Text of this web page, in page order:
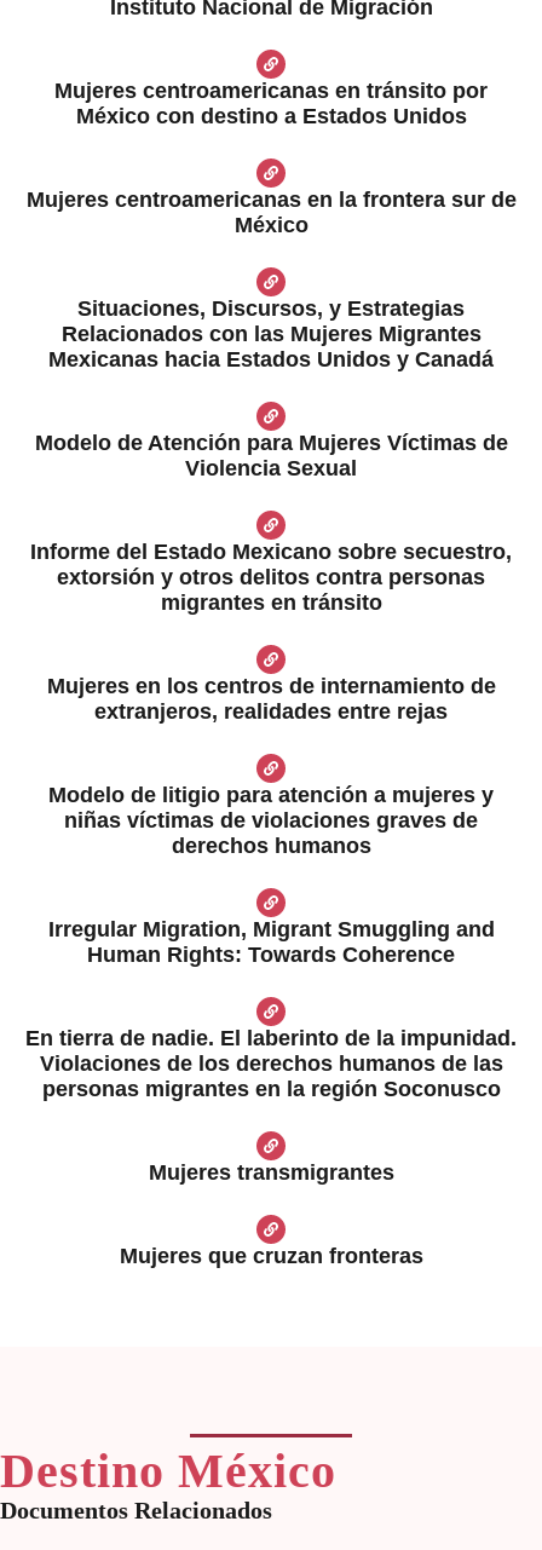
Instituto Nacional de Migración
Mujeres centroamericanas en tránsito por
México con destino a Estados Unidos
Mujeres centroamericanas en la frontera sur de
México
Situaciones, Discursos, y Estrategias
Relacionados con las Mujeres Migrantes
Mexicanas hacia Estados Unidos y Canadá
Modelo de Atención para Mujeres Víctimas de
Violencia Sexual
Informe del Estado Mexicano sobre secuestro,
extorsión y otros delitos contra personas
migrantes en tránsito
Mujeres en los centros de internamiento de
extranjeros, realidades entre rejas
Modelo de litigio para atención a mujeres y
niñas víctimas de violaciones graves de
derechos humanos
Irregular Migration, Migrant Smuggling and
Human Rights: Towards Coherence
En tierra de nadie. El laberinto de la impunidad.
Violaciones de los derechos humanos de las
personas migrantes en la región Soconusco
Mujeres transmigrantes
Mujeres que cruzan fronteras
Destino México
Documentos Relacionados